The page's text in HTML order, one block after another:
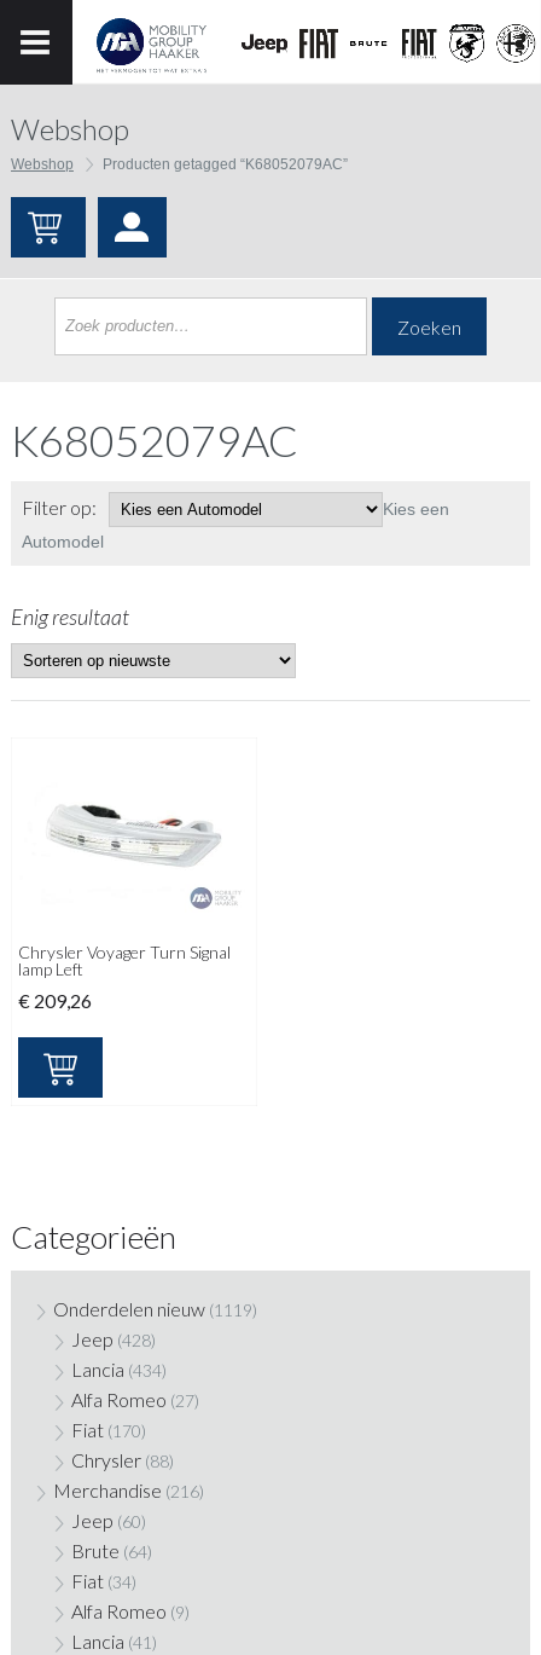
Webshop
Webshop Producten getagged “K68052079AC”
Zoeken
K68052079AC
Filter op:
Kies een
Automodel
Enig resultaat
Chrysler Voyager Turn Signal
lamp Left
€ 209,26
Categorieën
Onderdelen nieuw (1119)
Jeep (428)
Lancia (434)
Alfa Romeo (27)
Fiat (170)
Chrysler (88)
Merchandise (216)
Jeep (60)
Brute (64)
Fiat (34)
Alfa Romeo (9)
Lancia (41)